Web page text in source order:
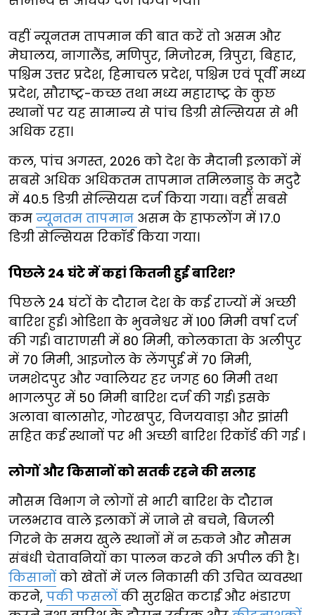
वहीं न्यूनतम तापमान की बात करें तो असम और
मेघालय, नागालैंड, मणिपुर, मिजोरम, त्रिपुरा, बिहार,
पश्चिम उत्तर प्रदेश, हिमाचल प्रदेश, पश्चिम एवं पूर्वी मध्य
प्रदेश, सौराष्ट्र-कच्छ तथा मध्य महाराष्ट्र के कुछ
स्थानों पर यह सामान्य से पांच डिग्री सेल्सियस से भी
अधिक रहा।
कल, पांच अगस्त, 2026 को देश के मैदानी इलाकों में
सबसे अधिक अधिकतम तापमान तमिलनाडु के मदुरै
में 40.5 डिग्री सेल्सियस दर्ज किया गया। वहीं सबसे
कम न्यूनतम तापमान असम के हाफलोंग में 17.0
डिग्री सेल्सियस रिकॉर्ड किया गया।
पिछले 24 घंटे में कहां कितनी हुई बारिश?
पिछले 24 घंटों के दौरान देश के कई राज्यों में अच्छी
बारिश हुई। ओडिशा के भुवनेश्वर में 100 मिमी वर्षा दर्ज
की गई। वाराणसी में 80 मिमी, कोलकाता के अलीपुर
में 70 मिमी, आइजोल के लेंगपुई में 70 मिमी,
जमशेदपुर और ग्वालियर हर जगह 60 मिमी तथा
भागलपुर में 50 मिमी बारिश दर्ज की गई। इसके
अलावा बालासोर, गोरखपुर, विजयवाड़ा और झांसी
सहित कई स्थानों पर भी अच्छी बारिश रिकॉर्ड की गई ।
लोगों और किसानों को सतर्क रहने की सलाह
मौसम विभाग ने लोगों से भारी बारिश के दौरान
जलभराव वाले इलाकों में जाने से बचने, बिजली
गिरने के समय खुले स्थानों में न रुकने और मौसम
संबंधी चेतावनियों का पालन करने की अपील की है।
किसानों को खेतों में जल निकासी की उचित व्यवस्था
करने, पकी फसलों की सुरक्षित कटाई और भंडारण